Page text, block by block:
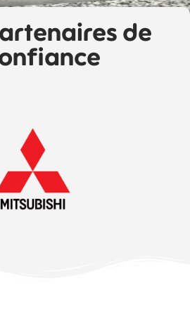
de